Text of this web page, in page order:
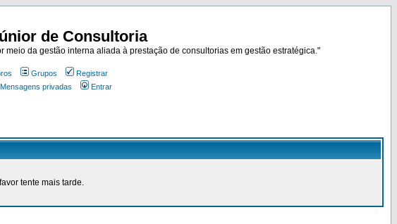
de Consultoria
da gestão interna aliada à prestação de consultorias em gestão estratégica."
Grupos
Registrar
Mensagens privadas Entrar
tente mais tarde.